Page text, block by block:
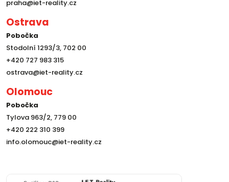
praha@iet-reality.cz
Ostrava
Pobočka
Stodolní 1293/3, 702 00
+420 727 983 315
ostrava@iet-reality.cz
Olomouc
Pobočka
Tylova 963/2, 779 00
+420 222 310 399
info.olomouc@iet-reality.cz